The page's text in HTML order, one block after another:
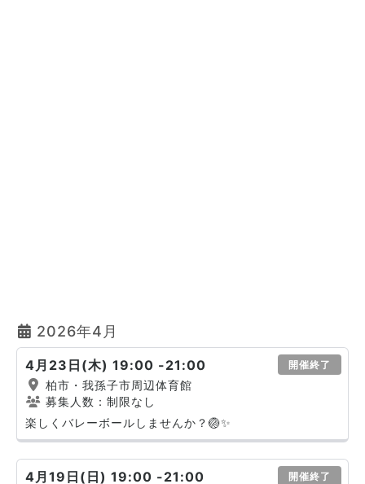
2026年4月
4月23日(木) 19:00 -21:00 開催終了
柏市・我孫子市周辺体育館
募集人数：制限なし
楽しくバレーボールしませんか？🏐✨
4月19日(日) 19:00 -21:00 開催終了